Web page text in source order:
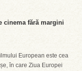
cinema fără margini
European este cea
în care Ziua Europei